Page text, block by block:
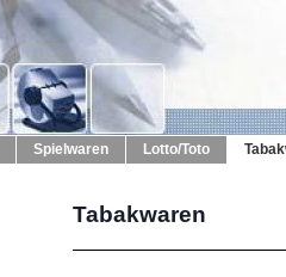
Spielwaren Lotto/Toto
Tabakwaren